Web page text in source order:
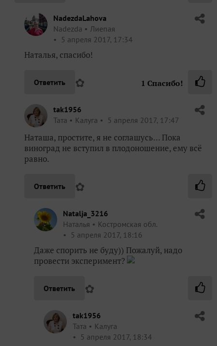
NadezdaLahova
Nadezda
Лиепая
5 апреля 2017, 17:34
Наталья, спасибо!
Ответить ✿ 1 Спасибо!
tak1956
Taта
Калуга 5 апреля 2017, 17:47
Наташа, простите, я не соглашусь… Пока
виноград не вступил в плодоношение, ему всё
равно.
Ответить ✿
Natalja_3216
Наталья
Костромская обл.
5 апреля 2017, 18:16
Даже спорить не буду)) Пожалуй, надо
провести эксперимент?
Ответить ✿
tak1956
Taта
Калуга
5 апреля 2017, 18:34